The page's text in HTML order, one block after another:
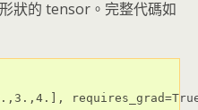
狀的 tensor。 完整代碼如